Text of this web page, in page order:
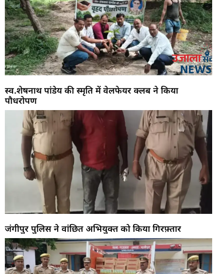
स्व.शेषनाथ पांडेय की स्मृति में वेलफेयर क्लब ने किया
पौधरोपण
जंगीपुर पुलिस ने वांछित अभियुक्त को किया गिरफ़्तार